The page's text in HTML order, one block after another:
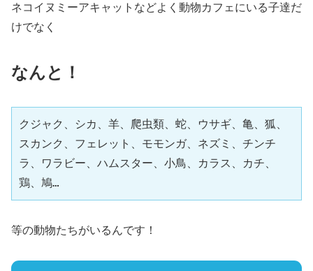
ネコイヌミーアキャットなどよく動物カフェにいる子達だ
けでなく
なんと！
クジャク、シカ、羊、爬虫類、蛇、ウサギ、亀、狐、
スカンク、フェレット、モモンガ、ネズミ、チンチ
ラ、ワラビー、ハムスター、小鳥、カラス、カチ、
鶏、鳩…
等の動物たちがいるんです！